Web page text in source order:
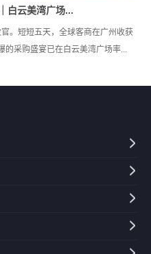
白云美湾广场...
。短短五天，全球客商在广州收获
的采购盛宴已在白云美湾广场率...